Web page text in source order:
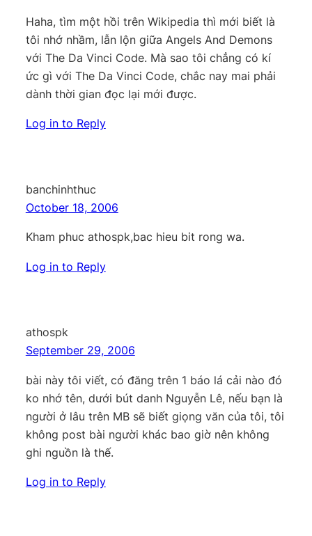
Haha, tìm một hồi trên Wikipedia thì mới biết là
tôi nhớ nhầm, lẫn lộn giữa Angels And Demons
với The Da Vinci Code. Mà sao tôi chẳng có kí
ức gì với The Da Vinci Code, chắc nay mai phải
dành thời gian đọc lại mới được.
Log in to Reply
banchinhthuc
October 18, 2006
Kham phuc athospk,bac hieu bit rong wa.
Log in to Reply
athospk
September 29, 2006
bài này tôi viết, có đăng trên 1 báo lá cải nào đó
ko nhớ tên, dưới bút danh Nguyễn Lê, nếu bạn là
người ở lâu trên MB sẽ biết giọng văn của tôi, tôi
không post bài người khác bao giờ nên không
ghi nguồn là thế.
Log in to Reply